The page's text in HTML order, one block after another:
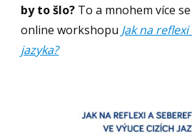
by to šlo? To a mnohem více
online workshopu Jak na
jazyka?